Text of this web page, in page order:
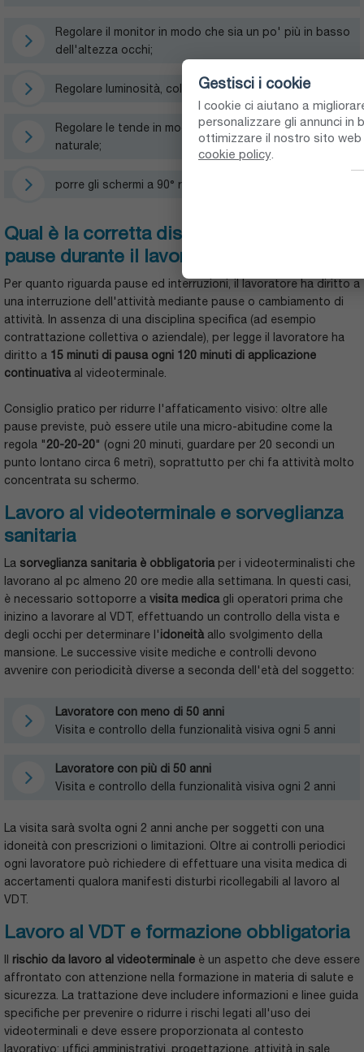
Regolare il monitor in modo che sia un po' più in basso
dell'altezza occhi;
Regolare luminosità, colore e contrasto dello schermo;
Regolare le tende in modo da controllare la luce
naturale;
porre gli schermi a 90° rispetto alle finestre;
Qual è la corretta distribuzione delle
pause durante il lavoro al videoterminale?
Per quanto riguarda pause ed interruzioni, il lavoratore ha diritto a
una interruzione dell'attività mediante pause o cambiamento di
attività. In assenza di una disciplina specifica (ad esempio
contrattazione collettiva o aziendale), per legge il lavoratore ha
diritto a 15 minuti di pausa ogni 120 minuti di applicazione
continuativaal videoterminale.
Consiglio pratico per ridurre l'affaticamento visivo: oltre alle
pause previste, può essere utile una micro-abitudine come la
regola "20-20-20" (ogni 20 minuti, guardare per 20 secondi un
punto lontano circa 6 metri), soprattutto per chi fa attività molto
concentrata su schermo.
Lavoro al videoterminale e sorveglianza
sanitaria
La sorveglianza sanitaria è obbligatoriaper i videoterminalisti che
lavorano al pc almeno 20 ore medie alla settimana. In questi casi,
è necessario sottoporre a visita medicagli operatori prima che
inizino a lavorare al VDT, effettuando un controllo della vista e
degli occhi per determinare l'idoneitàallo svolgimento della
mansione. Le successive visite mediche e controlli devono
avvenire con periodicità diverse a seconda dell'età del soggetto:
Lavoratore con meno di 50 anni
Visita e controllo della funzionalità visiva ogni 5 anni
Lavoratore con più di 50 anni
Visita e controllo della funzionalità visiva ogni 2 anni
La visita sarà svolta ogni 2 anni anche per soggetti con una
idoneità con prescrizioni o limitazioni. Oltre ai controlli periodici
ogni lavoratore può richiedere di effettuare una visita medica di
accertamenti qualora manifesti disturbi ricollegabili al lavoro al
VDT.
Lavoro al VDT e formazione obbligatoria
rischio da lavoro al videoterminale è un aspetto che deve essere
affrontato con attenzione nella formazione in materia di salute e
sicurezza. La trattazione deve includere informazioni e linee guida
specifiche per prevenire o ridurre i rischi legati all'uso dei
videoterminali e deve essere proporzionata al contesto
lavorativo: uffici amministrativi, progettazione, attività in sale
Gestisci i cookie
I cookie ci aiutano a
personalizzare gli annunci in
ottimizzare il nostro sito
cookie policy.